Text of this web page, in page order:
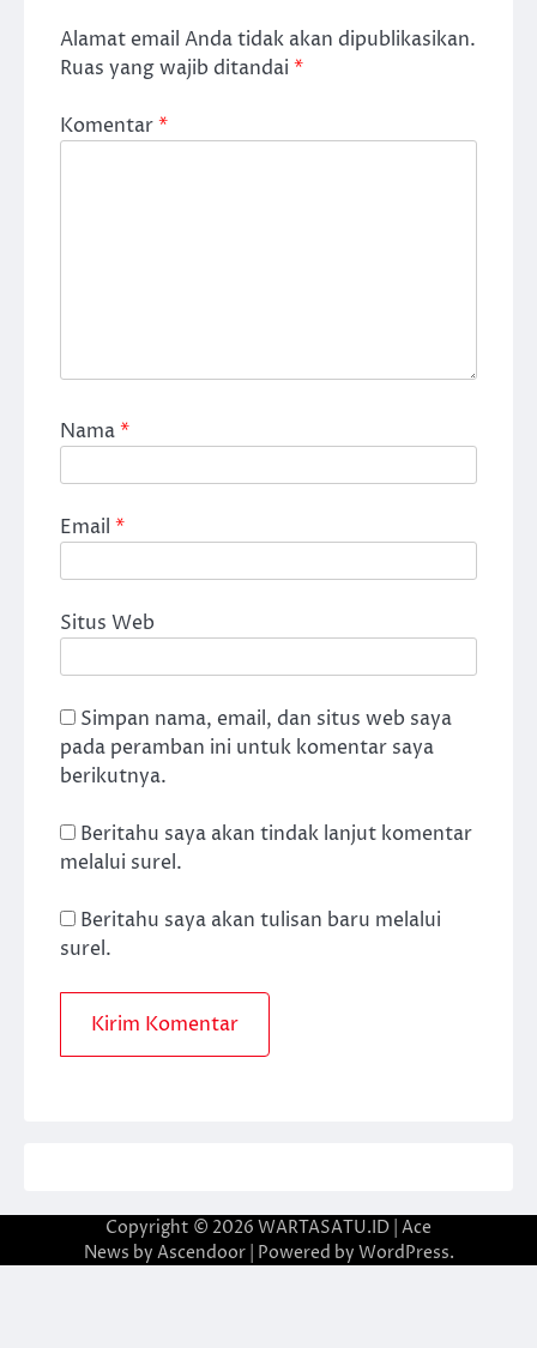
Alamat email Anda tidak akan dipublikasikan.
Ruas yang wajib ditandai *
Komentar*
Nama*
Email *
Situs Web
Simpan nama, email, dan situs web saya
pada peramban ini untuk komentar saya
berikutnya.
Beritahu saya akan tindak lanjut komentar
melalui surel.
Beritahu saya akan tulisan baru melalui
surel.
Copyright © 2026 WARTASATU.ID | Ace
News by Ascendoor| Powered by WordPress.